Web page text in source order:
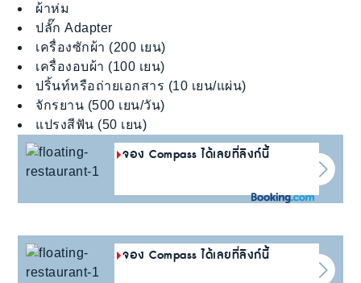
ผ้าห่ม
ปลั๊ก Adapter
เครื่องซักผ้า (200 เยน)
เครื่องอบผ้า (100 เยน)
ปริ้นท์หรือถ่ายเอกสาร (10 เยน/แผ่น)
จักรยาน (500 เยน/วัน)
แปรงสีฟัน (50 เยน)
จอง Compass ได้เลยที่ลิงก์นี้
จอง Compass ได้เลยที่ลิงก์นี้